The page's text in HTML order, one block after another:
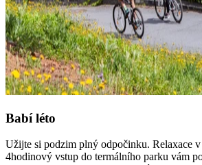
Babí léto
Užijte si podzim plný odpočinku. Relaxace v
4hodinový vstup do termálního parku vám